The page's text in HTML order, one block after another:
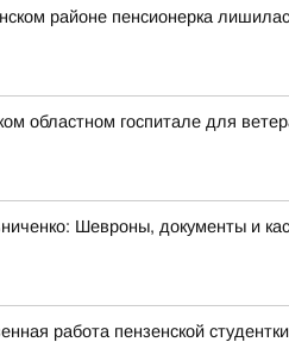
районе пенсионерка
областном госпитале для
Шевроны, документы и
работа пензенской